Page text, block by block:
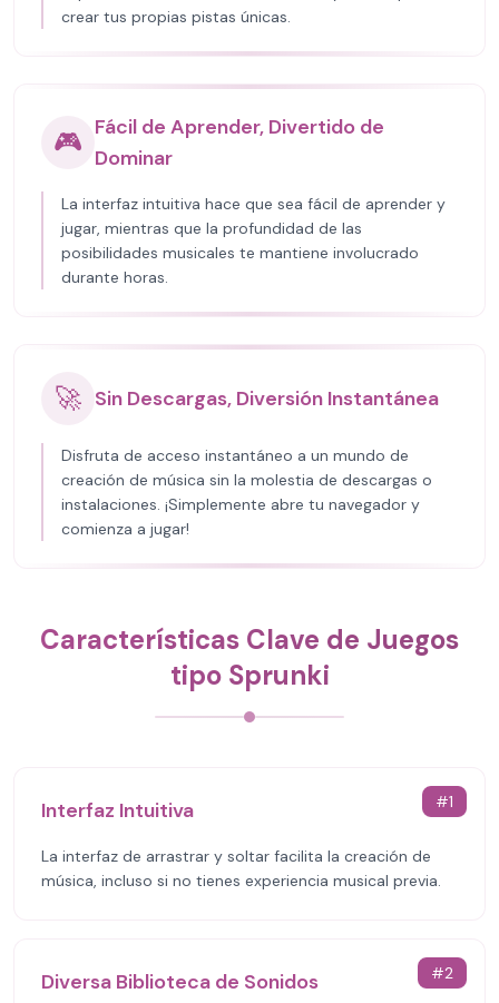
crear tus propias pistas únicas.
🎮 Fácil de Aprender, Divertido de
Dominar
La interfaz intuitiva hace que sea fácil de aprender y
jugar, mientras que la profundidad de las
posibilidades musicales te mantiene involucrado
durante horas.
🚀 Sin Descargas, Diversión Instantánea
Disfruta de acceso instantáneo a un mundo de
creación de música sin la molestia de descargas o
instalaciones. ¡Simplemente abre tu navegador y
comienza a jugar!
Características Clave de Juegos
tipo Sprunki
#1
Interfaz Intuitiva
La interfaz de arrastrar y soltar facilita la creación de
música, incluso si no tienes experiencia musical previa.
#2
Diversa Biblioteca de Sonidos